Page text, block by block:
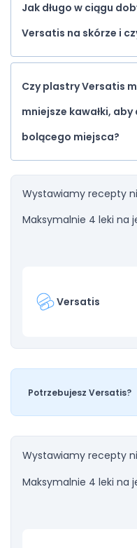
Jak długo w ciągu
Versatis na skórze i
Czy plastry Versatis
mniejsze kawałki,
bolącego miejsca?
Wystawiamy recepty
Maksymalnie 4 leki na
Versatis
Potrzebujesz Versatis?
Wystawiamy recepty
Maksymalnie 4 leki na